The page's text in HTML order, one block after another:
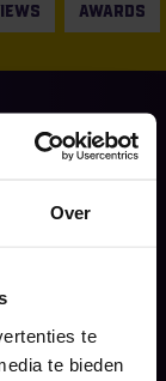
Over
te
te bieden
AWARDS
MORE